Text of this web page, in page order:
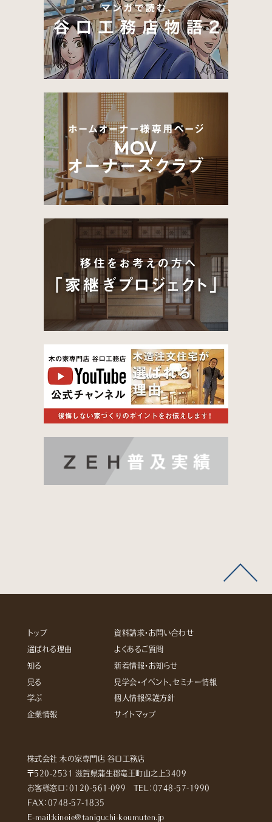
トップ
選ばれる理由
知る
見る
学ぶ
企業情報
資料請求・お問い合わせ
よくあるご質問
新着情報・お知らせ
見学会・イベント、セミナー情報
個人情報保護方針
サイトマップ
株式会社 木の家専門店 谷口工務店
〒520-2531 滋賀県蒲生郡竜王町山之上3409
お客様窓口： 0120-561-099 TEL： 0748-57-1990
FAX：0748-57-1835
E-mail:kinoie@taniguchi-koumuten.jp